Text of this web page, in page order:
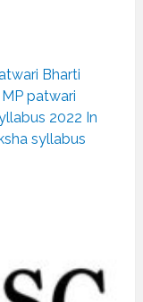
Bharti
MP patwari
2022 In
syllabus